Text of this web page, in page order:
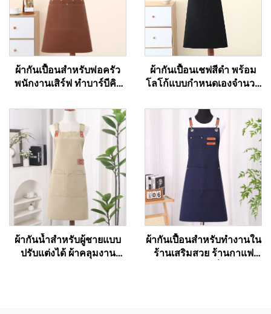
ผ้ากันเปื้อนสำหรับพ่อครัว
พนักงานเสิร์ฟ ทำบาร์บีคิว
ตามสั่ง มี 2 ช่องกระเป๋า
ผ้ากันเปื้อนเชฟสีดำ พร้อม
โลโก้แบบกำหนดเองจำนวน
ระบายอากาศได้ดี ให้ความ
รู้สึกเย็น ปรับขนาดได้ มี
กระเป๋า ใช้ได้กับคาเฟ่
บาร์บีคิว บริการอาหาร และ
การทำความสะอาด
ผ้ากันน้ำสำหรับผู้ชายแบบ
ปรับแต่งได้ ผ้าคลุมงาน
ผ้ากันเปื้อนสำหรับทำงานใน
ร้านเสริมสวย ร้านกาแฟ